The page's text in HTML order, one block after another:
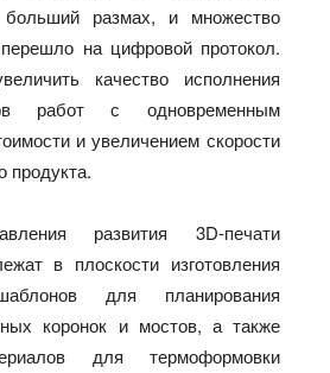
больший размах, и множество
на цифровой протокол.
качество исполнения
работ с одновременным
и увеличением скорости
продукта.
развития 3D-печати
в плоскости изготовления
для планирования
коронок и мостов, а также
для термоформовки